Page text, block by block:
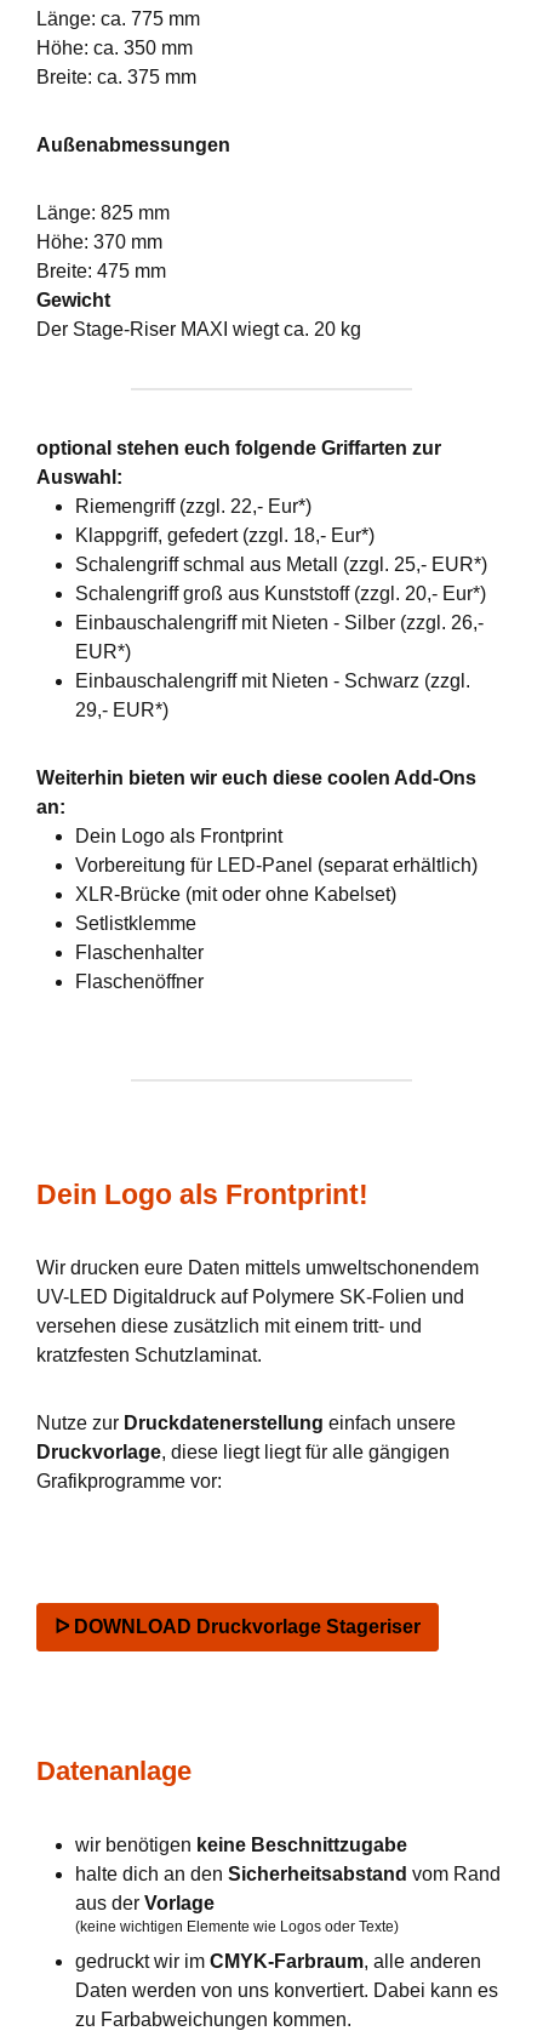
Länge: ca. 775 mm
Höhe: ca. 350 mm
Breite: ca. 375 mm
Außenabmessungen
Länge: 825 mm
Höhe: 370 mm
Breite: 475 mm
Gewicht
Der Stage-Riser MAXI wiegt ca. 20 kg
optional stehen euch folgende Griffarten zur
Auswahl:
Riemengriff (zzgl. 22,- Eur*)
Klappgriff, gefedert (zzgl. 18,- Eur*)
Schalengriff schmal aus Metall (zzgl. 25,- EUR*)
Schalengriff groß aus Kunststoff (zzgl. 20,- Eur*)
Einbauschalengriff mit Nieten - Silber (zzgl. 26,-
EUR*)
Einbauschalengriff mit Nieten - Schwarz (zzgl.
29,- EUR*)
Weiterhin bieten wir euch diese coolen Add-Ons
an:
Dein Logo als Frontprint
Vorbereitung für LED-Panel (separat erhältlich)
XLR-Brücke (mit oder ohne Kabelset)
Setlistklemme
Flaschenhalter
Flaschenöffner
Dein Logo als Frontprint!
Wir drucken eure Daten mittels umweltschonendem
UV-LED Digitaldruck auf Polymere SK-Folien und
versehen diese zusätzlich mit einem tritt- und
kratzfesten Schutzlaminat.
Nutze zur Druckdatenerstellung einfach unsere
Druckvorlage, diese liegt liegt für alle gängigen
Grafikprogramme vor:
ᐅ DOWNLOAD Druckvorlage Stageriser
Datenanlage
wir benötigen keine Beschnittzugabe
halte dich an den Sicherheitsabstand vom Rand
aus der Vorlage
(keine wichtigen Elemente wie Logos oder Texte)
gedruckt wir im CMYK-Farbraum, alle anderen
Daten werden von uns konvertiert. Dabei kann es
zu Farbabweichungen kommen.